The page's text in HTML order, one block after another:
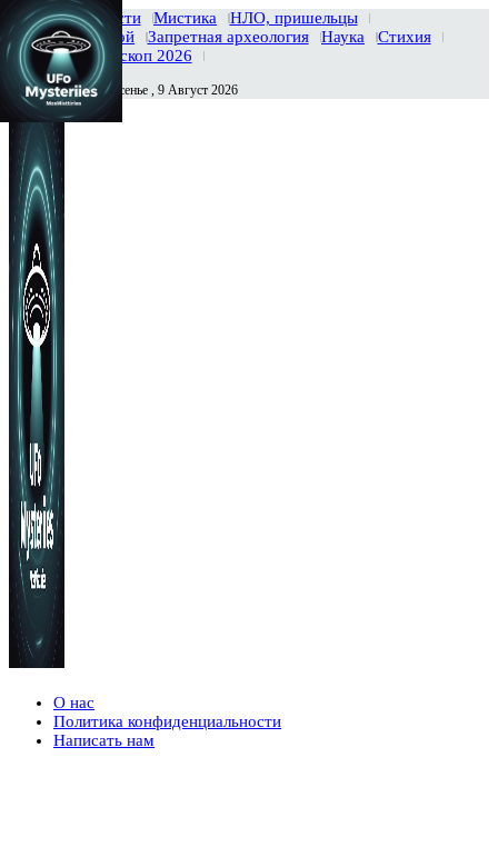
Главная Новости Мистика
НЛО, пришельцы
Тайны вселенной
Запретная археология Наука
Стихия
История
Гороскоп 2026
Сегодня Воскресенье , 9 Август 2026
О нас
Политика конфиденциальности
Написать нам